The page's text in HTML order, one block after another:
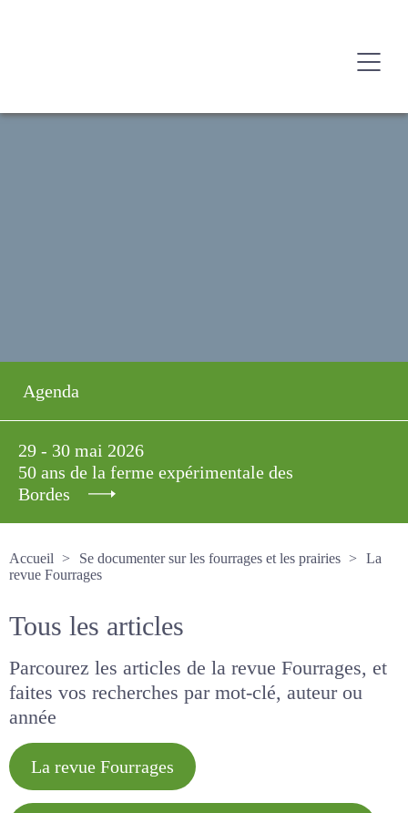
Agenda
29 - 30 mai 2026
50 ans de la ferme expérimentale des
Bordes
Accueil
Se documenter sur les fourrages et les prairies
La revue Fourrages
Tous les articles
Parcourez les articles de la revue Fourrages, et
faites vos recherches par mot-clé, auteur ou
année
La revue Fourrages